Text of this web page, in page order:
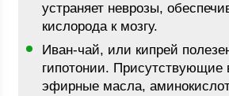
устраняет неврозы,
кислорода к мозгу.
Иван-чай, или кипрей
гипотонии. Присутствующие
эфирные масла,